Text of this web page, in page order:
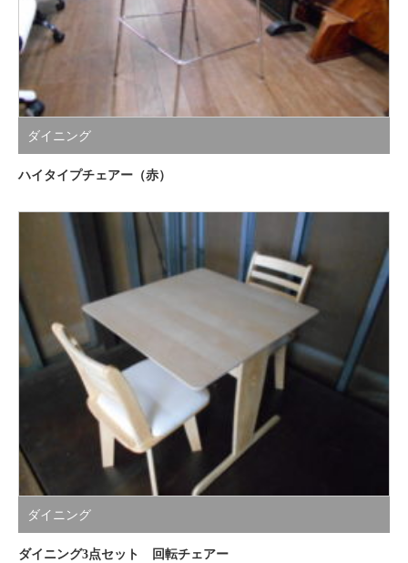
ダイニング
ハイタイプチェアー（赤）
ダイニング
ダイニング3点セット 回転チェアー